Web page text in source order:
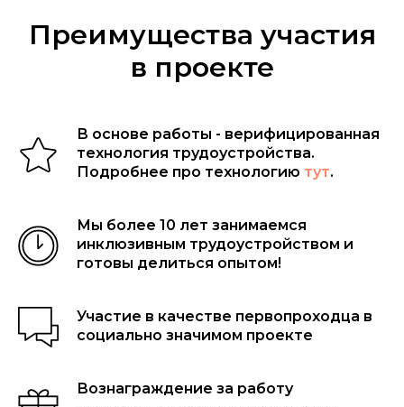
Преимущества участия
в проекте
В основе работы - верифицированная
технология трудоустройства.
Подробнее про технологию тут.
Мы более 10 лет занимаемся
инклюзивным трудоустройством и
готовы делиться опытом!
Участие в качестве первопроходца в
социально значимом проекте
Вознаграждение за работу